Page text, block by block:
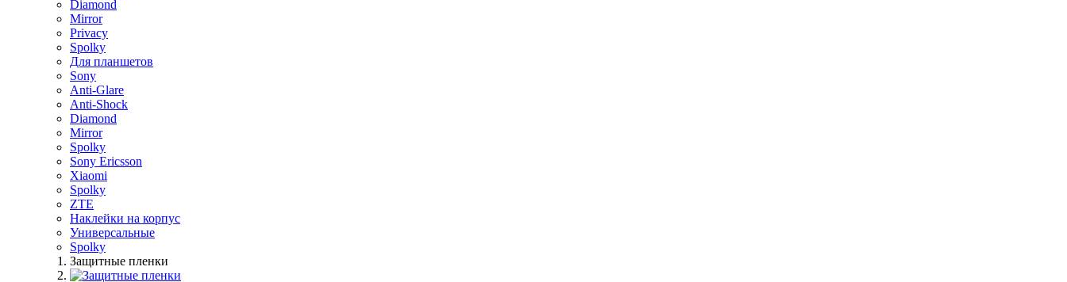
Diamond
Mirror
Privacy
Spolky
Для планшетов
Sony
Anti-Glare
Anti-Shock
Diamond
Mirror
Spolky
Sony Ericsson
Xiaomi
Spolky
ZTE
Наклейки на корпус
Универсальные
Spolky
Защитные пленки